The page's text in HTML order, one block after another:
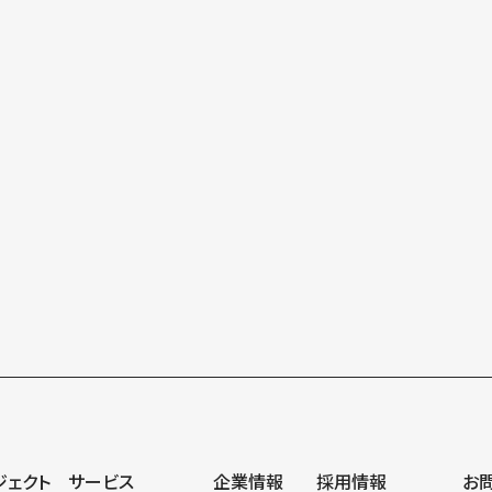
クト
サービス 企業情報 採用情報
お